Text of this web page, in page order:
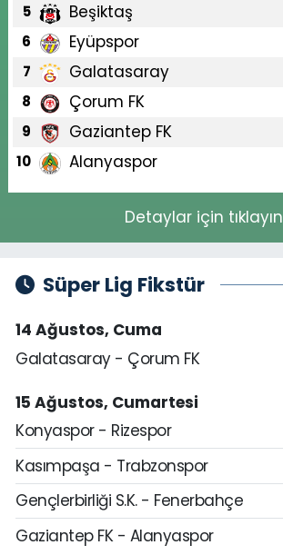
5 Beşiktaş
6 Eyüpspor
7 Galatasaray
8 Çorum FK
9 Gaziantep FK
10 Alanyaspor
Detaylar için tıklayın
Süper Lig Fikstür
14 Ağustos, Cuma
Galatasaray - Çorum FK
15 Ağustos, Cumartesi
Konyaspor - Rizespor
Kasımpaşa - Trabzonspor
Gençlerbirliği S.K. - Fenerbahçe
Gaziantep FK - Alanyaspor